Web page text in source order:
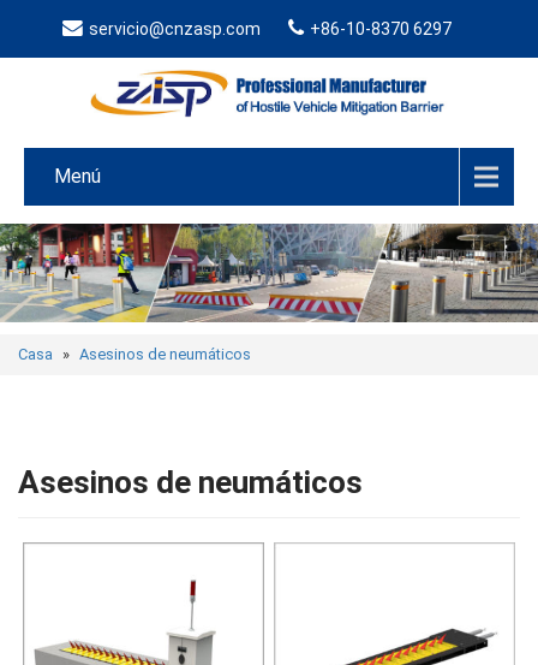
servicio@cnzasp.com +86-10-8370 6297
Menú
Casa » Asesinos de neumáticos
Asesinos de neumáticos